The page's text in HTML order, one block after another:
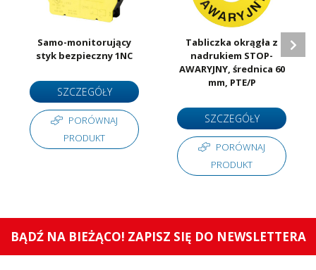
Samo-monitorujący
styk bezpieczny 1NC
SZCZEGÓŁY
PORÓWNAJ
PRODUKT
Tabliczka okrągła z
nadrukiem STOP-
AWARYJNY, średnica 60
mm, PTE/P
SZCZEGÓŁY
PORÓWNAJ
PRODUKT
BĄDŹ NA BIEŻĄCO! ZAPISZ SIĘ DO NEWSLETTERA